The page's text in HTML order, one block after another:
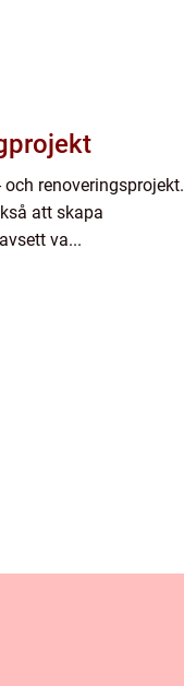
renoveringsprojekt.
att skapa
va...